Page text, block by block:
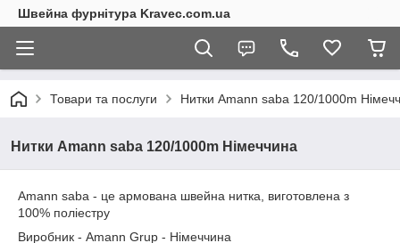
Швейна фурнітура Kravec.com.ua
Товари та послуги Нитки Amann saba 120/1000m
Нитки Amann saba 120/1000m Німеччина
Amann saba - це армована швейна нитка, виготовлена з
100% поліестру
Виробник - Amann Grup - Німеччина